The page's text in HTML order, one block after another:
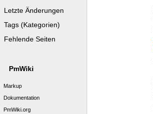
Letzte Änderungen
Tags (Kategorien)
Fehlende Seiten
PmWiki
Markup
Dokumentation
PmWiki.org